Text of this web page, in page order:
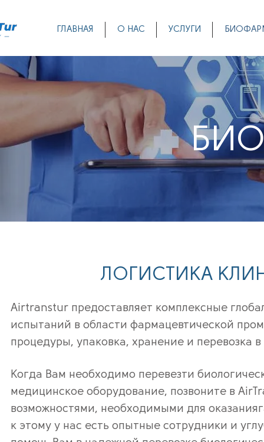
ГЛАВНАЯ О НАС УСЛУГИ
ЛОГИСТИКА
Airtranstur предоставляет комплексные
испытаний в области фармацевтической
процедуры, упаковка, хранение и перевозка
Когда Вам необходимо перевезти
медицинское оборудование, позвоните в
возможностями, необходимыми для
к этому у нас есть опытные сотрудники и